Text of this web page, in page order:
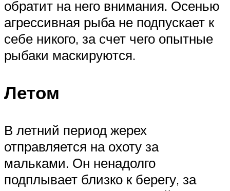
обратит на него внимания. Осенью
агрессивная рыба не подпускает к
себе никого, за счет чего опытные
рыбаки маскируются.
Летом
В летний период жерех
отправляется на охоту за
мальками. Он ненадолго
подплывает близко к берегу, за